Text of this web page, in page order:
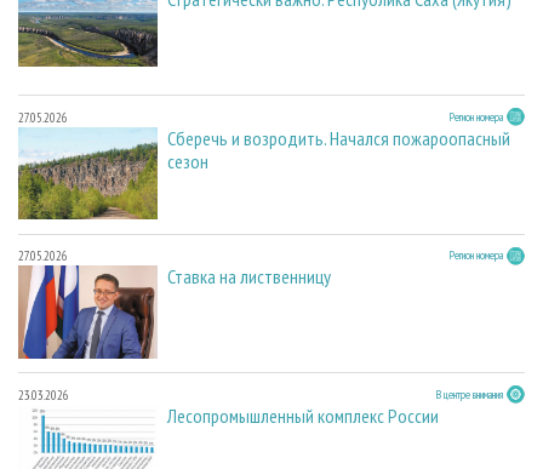
27.05.2026 Регион номера
Сберечь и возродить. Начался пожароопасный
сезон
27.05.2026 Регион номера
Ставка на лиственницу
23.03.2026 В центре внимания
Лесопромышленный комплекс России